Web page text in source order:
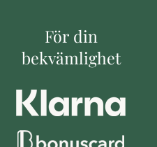
För din
bekvämlighet